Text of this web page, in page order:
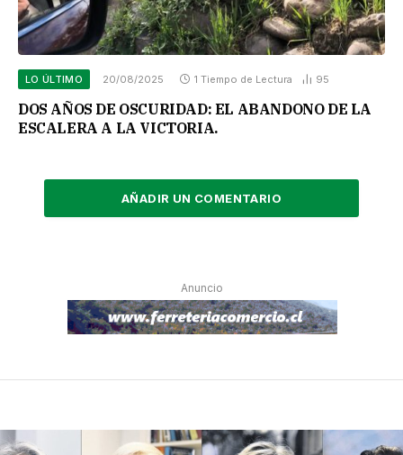
LO ÚLTIMO 20/08/2025 1 Tiempo de Lectura 95
DOS AÑOS DE OSCURIDAD: EL ABANDONO DE LA
ESCALERA A LA VICTORIA.
AÑADIR UN COMENTARIO
Anuncio